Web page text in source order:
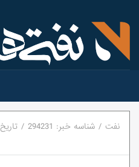
نفت / شناسه خبر: 294231
/